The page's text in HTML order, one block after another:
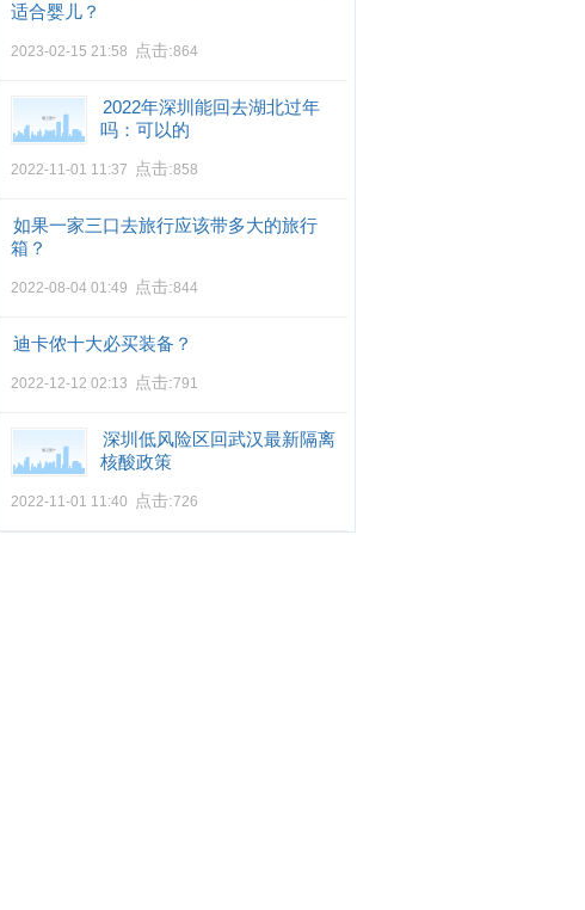
适合婴儿？
2023-02-15 21:58 点击:864
2022年深圳能回去湖北过年
吗：可以的
2022-11-01 11:37 点击:858
如果一家三口去旅行应该带多大的旅行
箱？
2022-08-04 01:49 点击:844
迪卡侬十大必买装备？
2022-12-12 02:13 点击:791
深圳低风险区回武汉最新隔离
核酸政策
2022-11-01 11:40 点击:726